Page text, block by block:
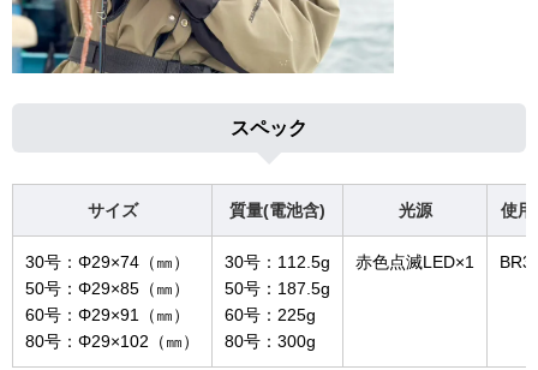
スペック
サイズ 質量(電池含) 光源 使用
30号：Φ29×74（㎜）
50号：Φ29×85（㎜）
60号：Φ29×91（㎜）
80号：Φ29×102（㎜）
30号：112.5g
50号：187.5g
60号：225g
80号：300g
赤色点滅LED×1